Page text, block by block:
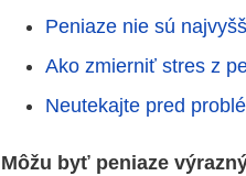
Peniaze nie sú
Ako zmierniť stres z
Neutekajte pred
Môžu byť peniaze